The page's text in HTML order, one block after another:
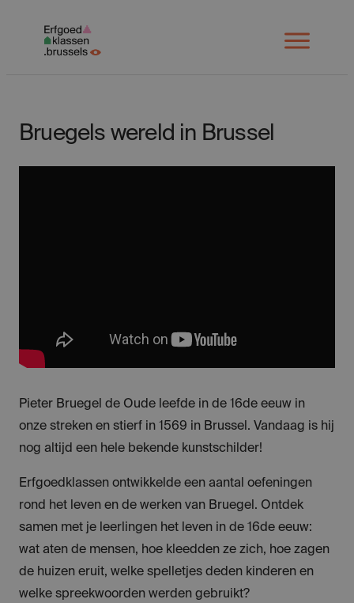
Open
menu
Bruegels wereld in Brussel
Pieter Bruegel de Oude leefde in de 16de eeuw in
onze streken en stierf in 1569 in Brussel. Vandaag is hij
nog altijd een hele bekende kunstschilder!
Erfgoedklassen ontwikkelde een aantal oefeningen
rond het leven en de werken van Bruegel. Ontdek
samen met je leerlingen het leven in de 16de eeuw:
wat aten de mensen, hoe kleedden ze zich, hoe zagen
de huizen eruit, welke spelletjes deden kinderen en
welke spreekwoorden werden gebruikt?